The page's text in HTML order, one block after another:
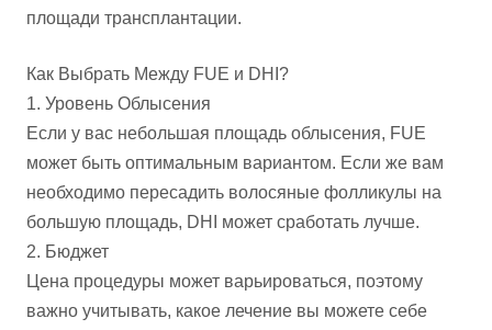
площади трансплантации.
Как Выбрать Между FUE и DHI?
1. Уровень Облысения
Если у вас небольшая площадь облысения, FUE
может быть оптимальным вариантом. Если же вам
необходимо пересадить волосяные фолликулы на
большую площадь, DHI может сработать лучше.
2. Бюджет
Цена процедуры может варьироваться, поэтому
важно учитывать, какое лечение вы можете себе